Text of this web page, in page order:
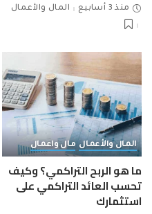
منذ 3 أسابيع المال والأعمال
المال والأعمال مال واعمال
ما هو الربح التراكمي؟ وكيف
تحسب العائد التراكمي على
استثمارك